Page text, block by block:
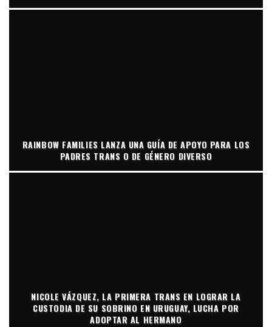
RAINBOW FAMILIES LANZA UNA GUÍA DE APOYO PARA LOS
PADRES TRANS O DE GÉNERO DIVERSO
NICOLE VÁZQUEZ, LA PRIMERA TRANS EN LOGRAR LA
CUSTODIA DE SU SOBRINO EN URUGUAY, LUCHA POR
ADOPTAR AL HERMANO